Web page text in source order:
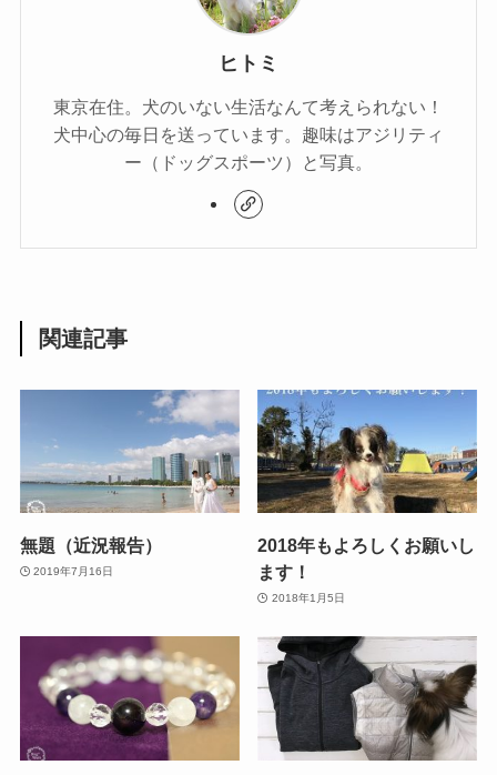
ヒトミ
東京在住。犬のいない生活なんて考えられない！
犬中心の毎日を送っています。趣味はアジリティ
ー（ドッグスポーツ）と写真。
関連記事
無題（近況報告）
2019年7月16日
2018年もよろしくお願いし
ます！
2018年1月5日